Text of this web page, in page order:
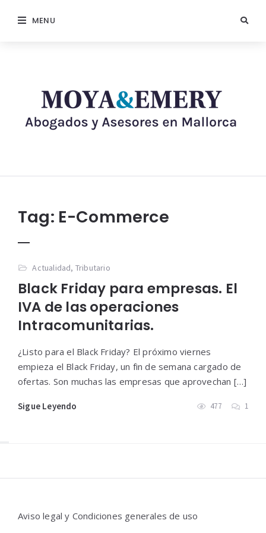
MENU
Tag: E-Commerce
Actualidad, Tributario
Black Friday para empresas. El
IVA de las operaciones
Intracomunitarias.
¿Listo para el Black Friday? El próximo viernes
empieza el Black Friday, un fin de semana cargado de
ofertas. Son muchas las empresas que aprovechan […]
Sigue Leyendo 477 1
Aviso legal y Condiciones generales de uso